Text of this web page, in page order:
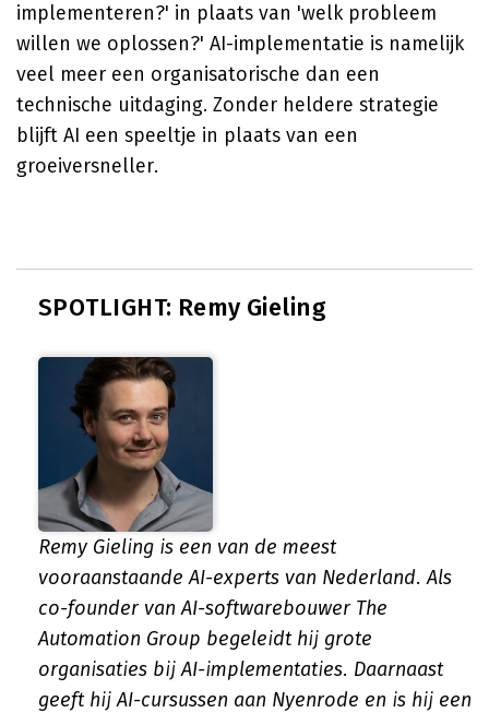
implementeren?' in plaats van 'welk probleem
willen we oplossen?' AI-implementatie is namelijk
veel meer een organisatorische dan een
technische uitdaging. Zonder heldere strategie
blijft AI een speeltje in plaats van een
groeiversneller.
SPOTLIGHT: Remy Gieling
Remy Gieling is een van de meest
vooraanstaande AI-experts van Nederland. Als
co-founder van AI-softwarebouwer The
Automation Group begeleidt hij grote
organisaties bij AI-implementaties. Daarnaast
geeft hij AI-cursussen aan Nyenrode en is hij een